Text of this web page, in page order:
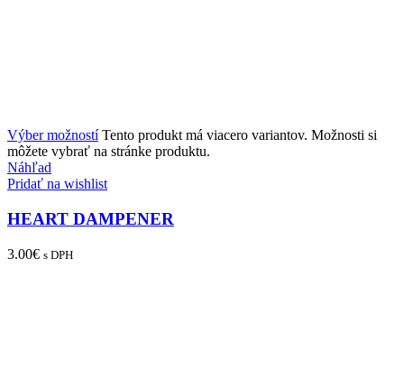
Výber možností Tento produkt má viacero variantov. Možnosti si
môžete vybrať na stránke produktu.
Náhľad
Pridať na wishlist
HEART DAMPENER
3.00€ s DPH